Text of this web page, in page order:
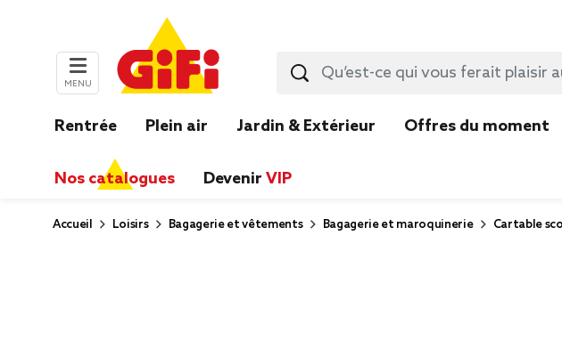
MENU
Rentrée Plein air Jardin & Extérieur Offres du moment
Nos catalogues Devenir VIP
Accueil Loisirs Bagagerie et vêtements Bagagerie et maroquinerie Cartable